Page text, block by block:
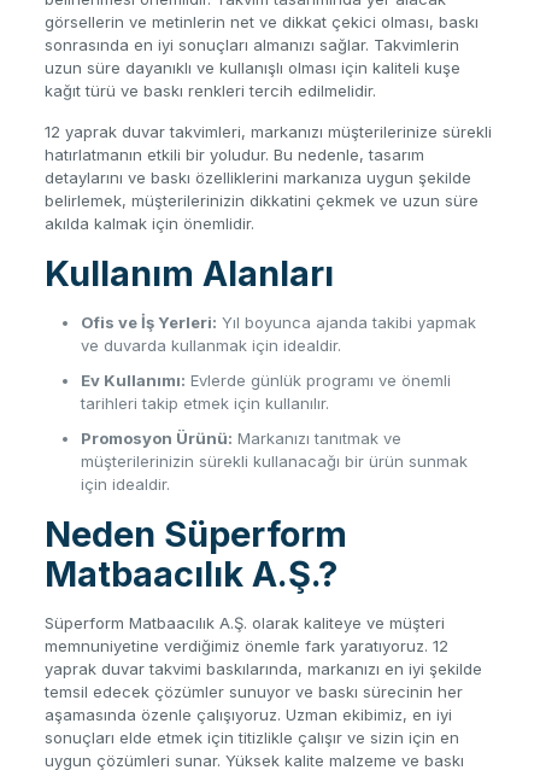
görsellerin ve metinlerin net ve dikkat çekici olması, baskı
sonrasında en iyi sonuçları almanızı sağlar. Takvimlerin
uzun süre dayanıklı ve kullanışlı olması için kaliteli kuşe
kağıt türü ve baskı renkleri tercih edilmelidir.
12 yaprak duvar takvimleri, markanızı müşterilerinize sürekli
hatırlatmanın etkili bir yoludur. Bu nedenle, tasarım
detaylarını ve baskı özelliklerini markanıza uygun şekilde
belirlemek, müşterilerinizin dikkatini çekmek ve uzun süre
akılda kalmak için önemlidir.
Kullanım Alanları
Ofis ve İş Yerleri: Yıl boyunca ajanda takibi yapmak
ve duvarda kullanmak için idealdir.
Ev Kullanımı: Evlerde günlük programı ve önemli
tarihleri takip etmek için kullanılır.
Promosyon Ürünü: Markanızı tanıtmak ve
müşterilerinizin sürekli kullanacağı bir ürün sunmak
için idealdir.
Neden Süperform
Matbaacılık A.Ş.?
Süperform Matbaacılık A.Ş. olarak kaliteye ve müşteri
memnuniyetine verdiğimiz önemle fark yaratıyoruz. 12
yaprak duvar takvimi baskılarında, markanızı en iyi şekilde
temsil edecek çözümler sunuyor ve baskı sürecinin her
aşamasında özenle çalışıyoruz. Uzman ekibimiz, en iyi
sonuçları elde etmek için titizlikle çalışır ve sizin için en
uygun çözümleri sunar. Yüksek kalite malzeme ve baskı